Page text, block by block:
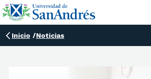
Inicio /Noticias